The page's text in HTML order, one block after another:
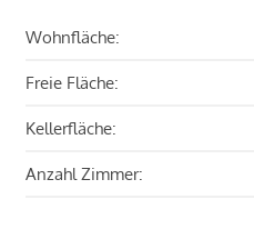
Wohnfläche:
Freie Fläche:
Kellerfläche:
Anzahl Zimmer: